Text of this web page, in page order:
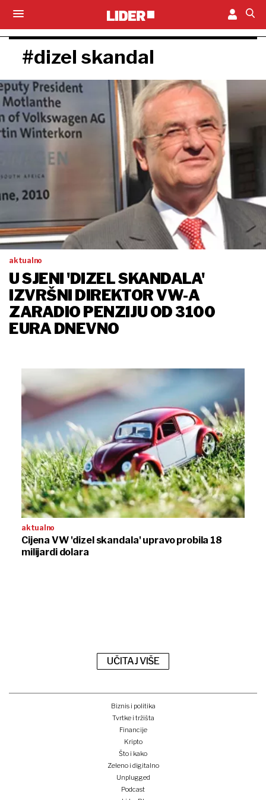
#dizel skandal
aktualno
U SJENI 'DIZEL SKANDALA'
IZVRŠNI DIREKTOR VW-A
ZARADIO PENZIJU OD 3100
EURA DNEVNO
aktualno
Cijena VW 'dizel skandala' upravo probila 18
milijardi dolara
UČITAJ VIŠE
Biznis i politika
Tvrtke i tržišta
Financije
Kripto
Što i kako
Zeleno i digitalno
Unplugged
Podcast